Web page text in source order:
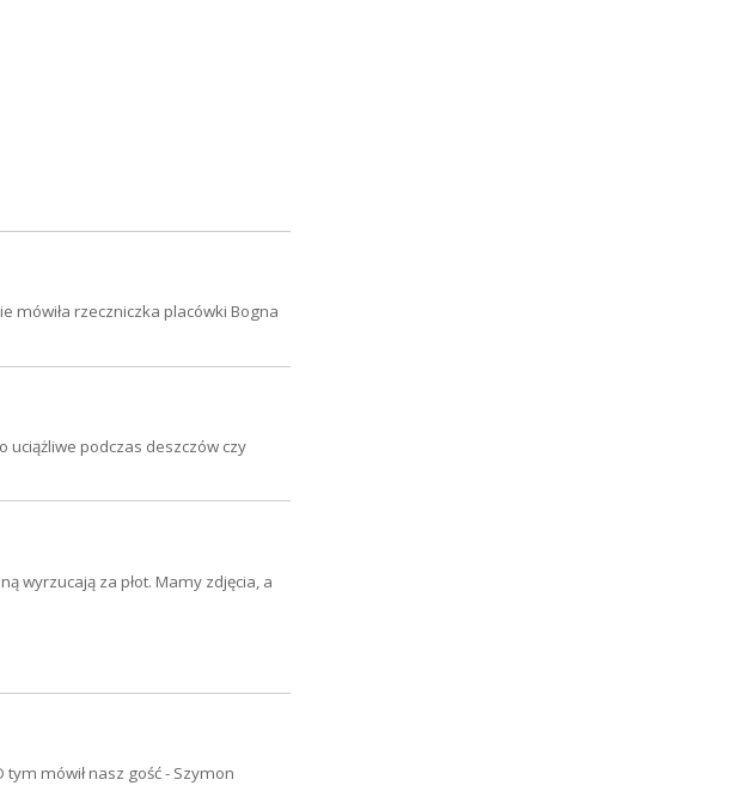
mówiła rzeczniczka placówki Bogna
uciążliwe podczas deszczów czy
wyrzucają za płot. Mamy zdjęcia, a
tym mówił nasz gość - Szymon